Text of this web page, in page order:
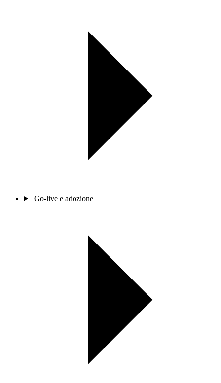
Go-live e adozione